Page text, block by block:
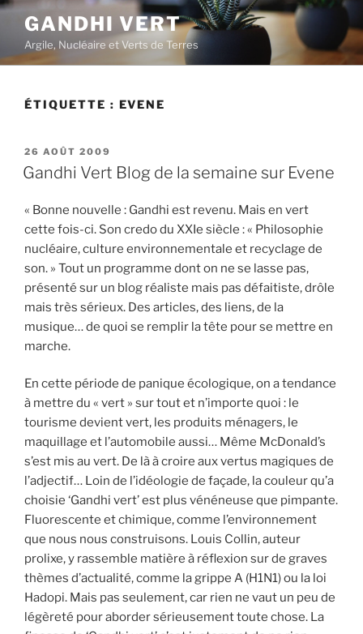
Aller
contenu
principal
GANDHI VERT
Argile, Nucléaire et Verts de Terres
ÉTIQUETTE : EVENE
PUBLIÉ
LE
26 AOÛT 2009
Gandhi Vert Blog de la semaine sur Evene
« Bonne nouvelle : Gandhi est revenu. Mais en vert
cette fois-ci. Son credo du XXIe siècle : « Philosophie
nucléaire, culture environnementale et recyclage de
son. » Tout un programme dont on ne se lasse pas,
présenté sur un blog réaliste mais pas défaitiste, drôle
mais très sérieux. Des articles, des liens, de la
musique… de quoi se remplir la tête pour se mettre en
marche.
En cette période de panique écologique, on a tendance
à mettre du « vert » sur tout et n’importe quoi : le
tourisme devient vert, les produits ménagers, le
maquillage et l’automobile aussi… Même McDonald’s
s’est mis au vert. De là à croire aux vertus magiques de
l’adjectif… Loin de l’idéologie de façade, la couleur qu’a
choisie ‘Gandhi vert’ est plus vénéneuse que pimpante.
Fluorescente et chimique, comme l’environnement
que nous nous construisons. Louis Collin, auteur
prolixe, y rassemble matière à réflexion sur de graves
thèmes d’actualité, comme la grippe A (H1N1) ou la loi
Hadopi. Mais pas seulement, car rien ne vaut un peu de
légèreté pour aborder sérieusement toute chose. La